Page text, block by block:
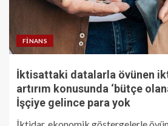
FINANS
İktisattaki datalarla övünen
artırım konusunda ‘bütçe
İşçiye gelince para yok